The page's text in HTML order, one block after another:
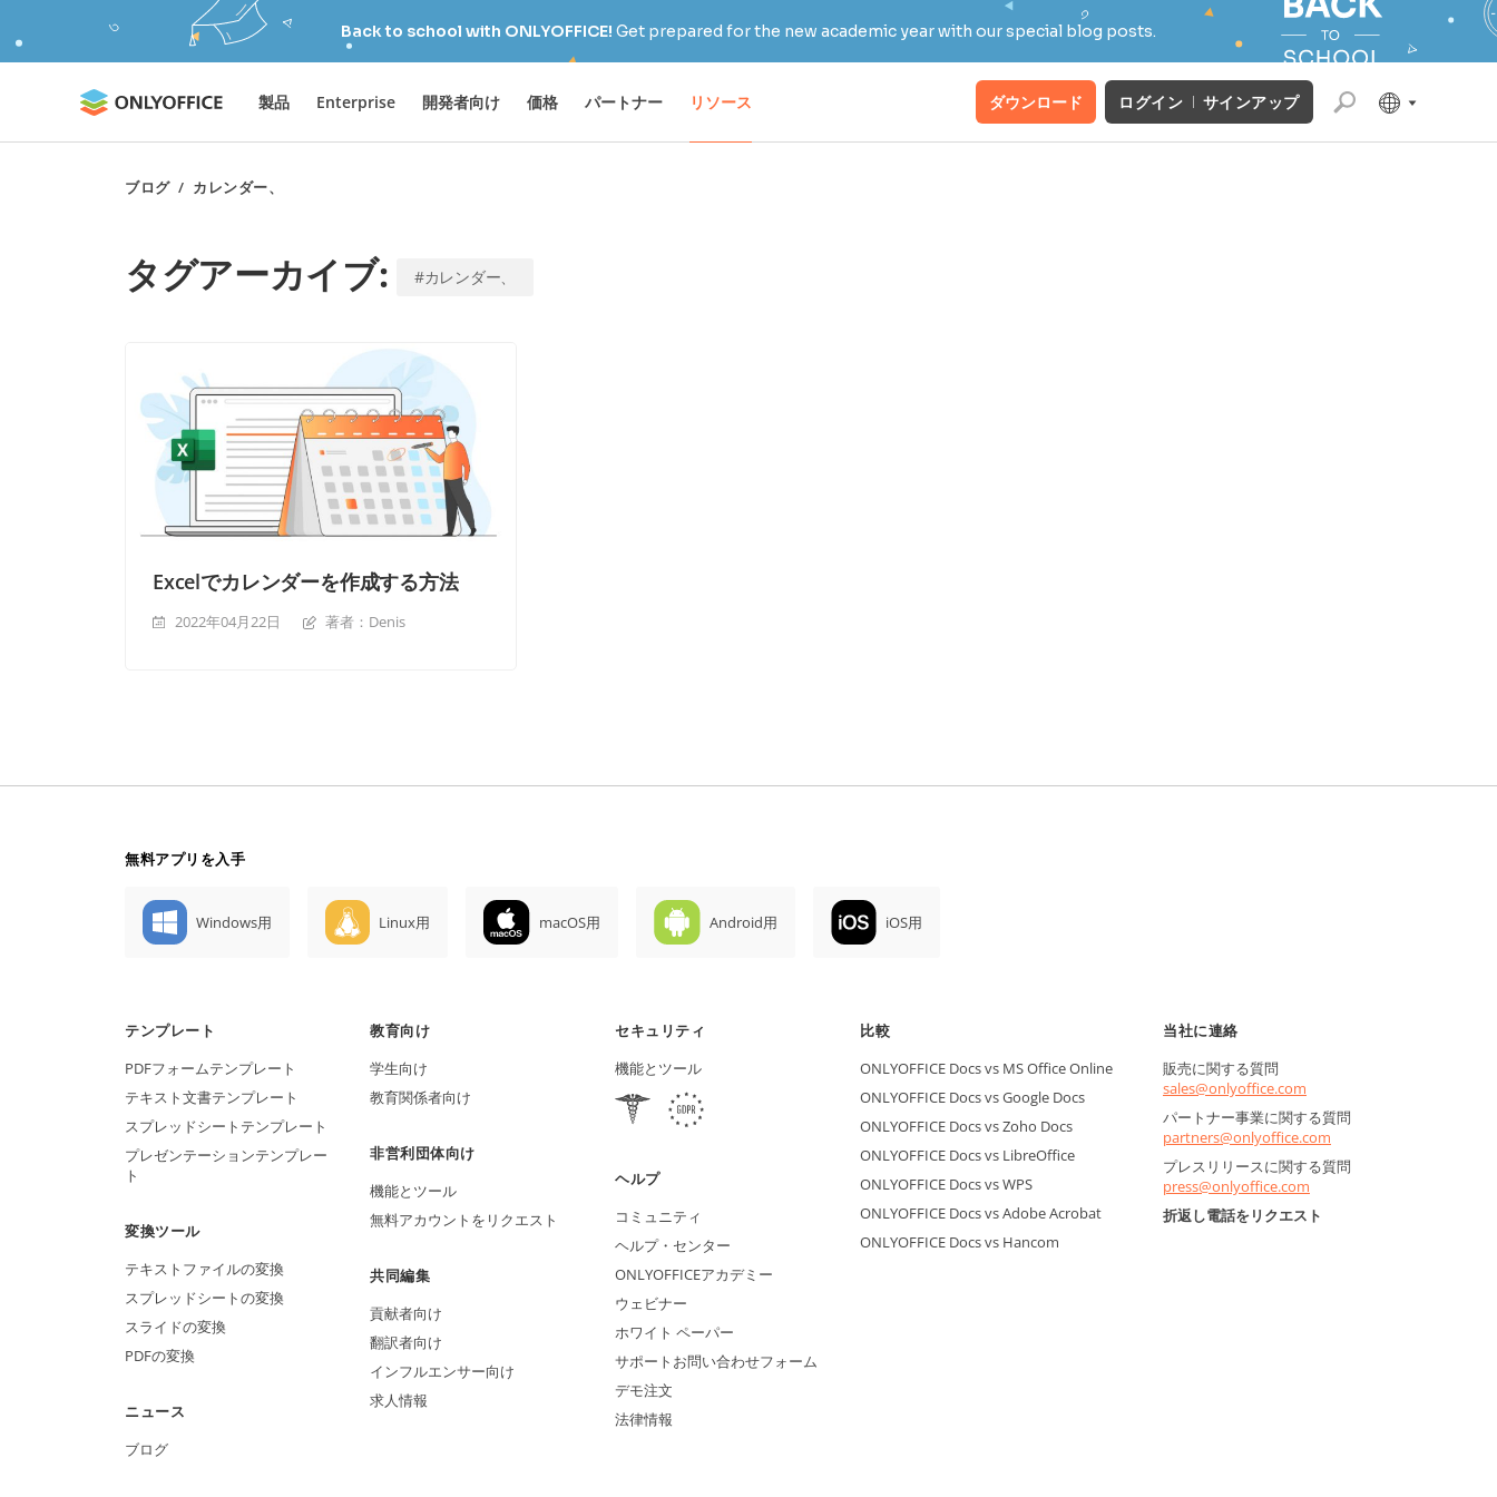
Back to school with ONLYOFFICE! Get prepared for the new academic year with our special blog posts.
製品 Enterprise 開発者向け 価格 パートナー リソース ダウンロード ログイン サインアップ
ブログ/ カレンダー、
タグアーカイブ: #カレンダー、
Excelでカレンダーを作成する方法
2022年04月22日 著者：Denis
無料アプリを入手
Windows用 Linux用 macOS用 Android用 iOS用
テンプレート
PDFフォームテンプレート
テキスト文書テンプレート
スプレッドシートテンプレート
プレゼンテーションテンプレー
ト
変換ツール
テキストファイルの変換
スプレッドシートの変換
スライドの変換
PDFの変換
ニュース
ブログ
教育向け
学生向け
教育関係者向け
非営利団体向け
機能とツール
無料アカウントをリクエスト
共同編集
貢献者向け
翻訳者向け
インフルエンサー向け
求人情報
セキュリティ
機能とツール
ヘルプ
コミュニティ
ヘルプ・センター
ONLYOFFICEアカデミー
ウェビナー
ホワイト ペーパー
サポートお問い合わせフォーム
デモ注文
法律情報
比較
ONLYOFFICE Docs vs MS Office Online
ONLYOFFICE Docs vs Google Docs
ONLYOFFICE Docs vs Zoho Docs
ONLYOFFICE Docs vs LibreOffice
ONLYOFFICE Docs vs WPS
ONLYOFFICE Docs vs Adobe Acrobat
ONLYOFFICE Docs vs Hancom
当社に連絡
販売に関する質問
sales@onlyoffice.com
パートナー事業に関する質問
partners@onlyoffice.com
プレスリリースに関する質問
press@onlyoffice.com
折返し電話をリクエスト